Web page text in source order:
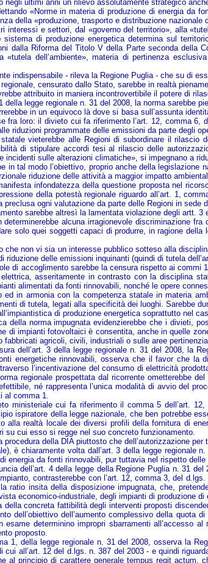
negli ultimi anni un rilievo assolutamente strategico
«Norme in materia di produzione di energia da
della «produzione, trasporto e distribuzione
interessi e settori, dal «governo del territorio», alla
sistema di produzione energetica determina sul
dalla Riforma del Titolo V della Parte seconda della
«tutela dell’ambiente», materia di pertinenza
indispensabile - rileva la Regione Puglia - che su di
regionale, censurato dallo Stato, sarebbe in realtà
attribuito in maniera incontrovertibile il potere di
della legge regionale n. 31 del 2008, la norma sarebbe
in un equivoco là dove si basa sull’assunta
fra loro: il divieto cui fa riferimento l’art. 12, comma 6,
riduzioni programmate delle emissioni da parte degli
vieterebbe alle Regioni di subordinare il
di stipulare accordi tesi al rilascio delle
incidenti sulle alterazioni climatiche», si impegnano a
in tal modo l’obiettivo, proprio anche della
riduzione delle attività a maggior impatto
infondatezza della questione proposta nel
della potestà regionale riguardo all’art. 1,
preclusa ogni valutazione da parte delle Regioni in
sarebbe altresì la lamentata violazione degli artt. 3
determinerebbe alcuna irragionevole discriminazione
solo quei soggetti capaci di produrre, in ragione
che non vi sia un interesse pubblico sotteso alla
riduzione delle emissioni inquinanti (quindi di tutela
di accoglimento sarebbe la censura rispetto ai
asseritamente in contrasto con la disciplina
alimentati da fonti rinnovabili, nonché le opere
ed in armonia con la competenza statale in materia
di tutela, legati alla specificità dei luoghi. Sarebbe
di produzione energetica soprattutto nel
della norma impugnata evidenzierebbe che i divieti,
di impianti fotovoltaici è consentita, anche in quelle
fabbricati agricoli, civili, industriali o sulle aree
dell’art. 3 della legge regionale n. 31 del 2008, la
energetiche rinnovabili, osserva che il favor che la
l’incentivazione del consumo di elettricità
regionale prospettata dal ricorrente ometterebbe
né rappresenta l’unica modalità di avvio del
al comma 1.
ministeriale cui fa riferimento il comma 5 dell’art.
ispiratore della legge nazionale, che ben potrebbe
alla realtà locale dei diversi profili della fornitura di
su cui esso si regge nel suo concreto funzionamento.
procedura della DIA piuttosto che dell’autorizzazione
è chiaramente volta dall’art. 3 della legge regionale
energia da fonti rinnovabili, pur tuttavia nel rispetto
dell’art. 4 della legge della Regione Puglia n. 31
contrasterebbe con l’art. 12, comma 3, del
ratio insita della disposizione impugnata, che,
economico-industriale, degli impianti di produzione di
della concreta fattibilità degli interventi proposti
dell’obiettivo dell’aumento complessivo della quota
esame determinino impropri sbarramenti
proposto.
1, della legge regionale n. 31 del 2008, osserva la
cui all’art. 12 del d.lgs. n. 387 del 2003 - e quindi
al principio di carattere generale tempus regit actum,